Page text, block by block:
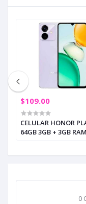
0
$109.00
CELULAR HONOR
64GB 3GB + 3GB RAM